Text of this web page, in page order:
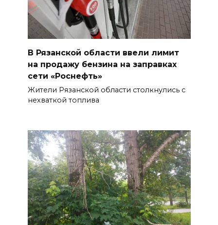
В Рязанской области ввели лимит
на продажу бензина на заправках
сети «Роснефть»
Жители Рязанской области столкнулись с
нехваткой топлива